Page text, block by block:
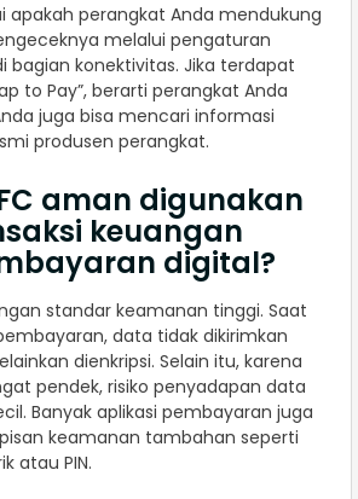
apakah perangkat Anda mendukung
melalui pengaturan
bagian konektivitas. Jika terdapat
to Pay”, berarti perangkat Anda
juga bisa mencari informasi
produsen perangkat.
aman digunakan
keuangan
digital?
standar keamanan tinggi. Saat
data tidak dikirimkan
dienkripsi. Selain itu, karena
pendek, risiko penyadapan data
Banyak aplikasi pembayaran juga
keamanan tambahan seperti
atau PIN.